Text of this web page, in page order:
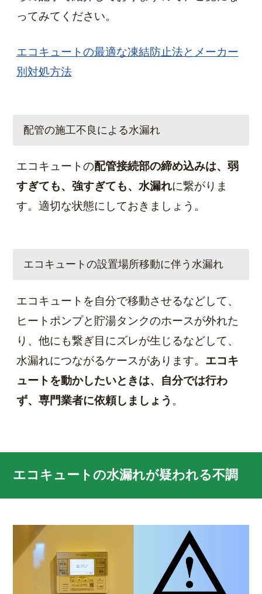
ってみてください。
エコキュートの最適な凍結防止法とメーカー
別対処方法
配管の施工不良による水漏れ
エコキュートの配管接続部の締め込みは、弱
すぎても、強すぎても、水漏れに繋がりま
す。適切な状態にしておきましょう。
エコキュートの設置場所移動に伴う水漏れ
エコキュートを自分で移動させるなどして、
ヒートポンプと貯湯タンクのホースが外れた
り、他にも繋ぎ目にズレが生じるなどして、
水漏れにつながるケースがあります。 エコキ
ュートを動かしたいときは、自分では行わ
ず、専門業者に依頼しましょう 。
エコキュートの水漏れが疑われる不調